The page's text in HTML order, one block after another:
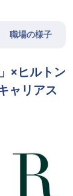
職場の様子
×ヒルトン
ャリアス